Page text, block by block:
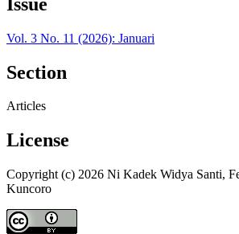
Vol. 3 No. 11 (2026): Januari
Section
Articles
License
Copyright (c) 2026 Ni Kadek Widya Santi,
Kuncoro